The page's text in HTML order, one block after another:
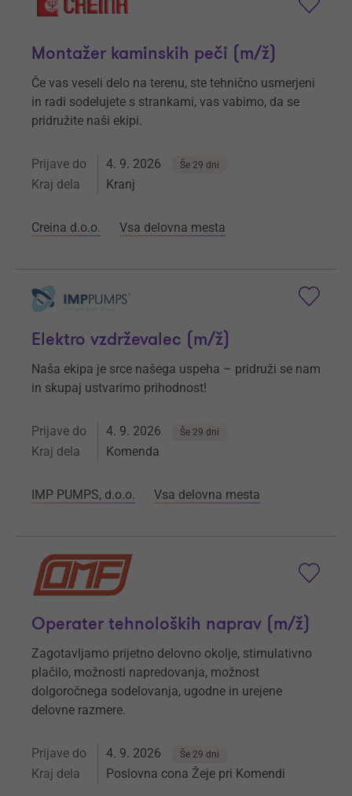
Montažer kaminskih peči (m/ž)
Če vas veseli delo na terenu, ste tehnično usmerjeni
in radi sodelujete s strankami, vas vabimo, da se
pridružite naši ekipi.
Prijave do 4. 9. 2026 Še 29 dni
Kraj dela Kranj
Creina d.o.o. Vsa delovna mesta
Elektro vzdrževalec (m/ž)
Naša ekipa je srce našega uspeha – pridruži se nam
in skupaj ustvarimo prihodnost!
Prijave do 4. 9. 2026 Še 29 dni
Kraj dela Komenda
IMP PUMPS, d.o.o. Vsa delovna mesta
Operater tehnoloških naprav (m/ž)
Zagotavljamo prijetno delovno okolje, stimulativno
plačilo, možnosti napredovanja, možnost
dolgoročnega sodelovanja, ugodne in urejene
delovne razmere.
Prijave do 4. 9. 2026 Še 29 dni
Kraj dela Poslovna cona Žeje pri Komendi